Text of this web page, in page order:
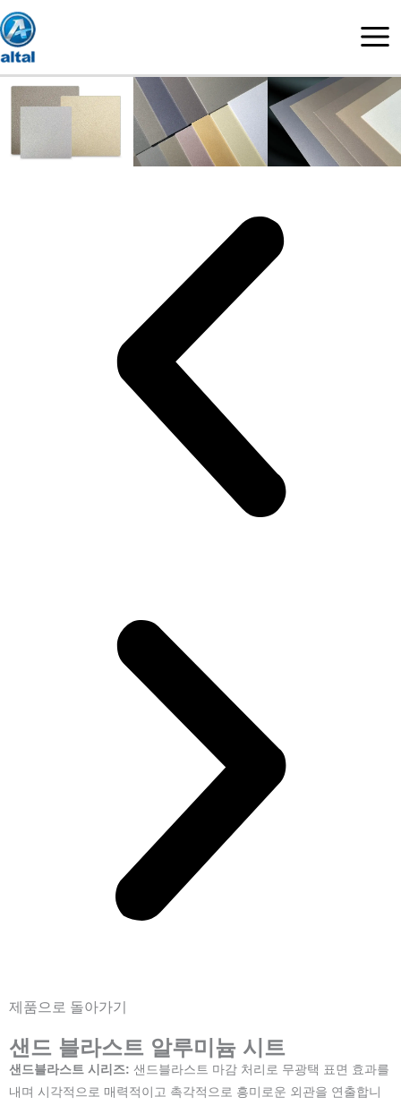
콘
텐
츠
로
제품으로 돌아가기
샌드 블라스트 알루미늄 시트
샌드블라스트 시리즈: 샌드블라스트 마감 처리로 무광택 표면 효과를
내며 시각적으로 매력적이고 촉각적으로 흥미로운 외관을 연출합니